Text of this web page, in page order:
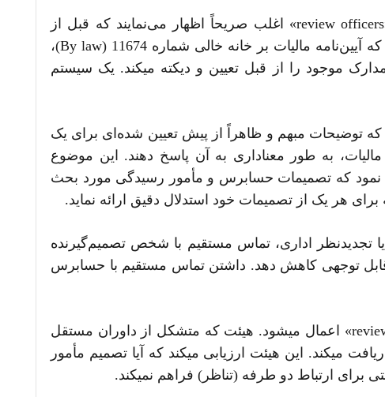
فرآیندهای حسابرسی و اعتراض نسبتاً سخت‌گیرانه هستند. حساب‌رسان و مأموران بررسی (ممیّز) «review officers» اغلب صریحاً اظهار می‌نمایند که قبل از
اعمال هرگونه امتیاز و معافیت مالیاتی، مستندات خاصی را بررسی می‌کنند. البته این بدین معنا نیست که آیین‌نامه مالیات بر خانه خالی شماره 11674 (By law)،
موجود را از قبل تعیین و دیکته می­کند. یک سیستم
توضیحات مبهم و ظاهراً از پیش تعیین شده‌ای برای یک
به طور معناداری به آن پاسخ دهند. این موضوع
یک درخواست تجدیدنظر قضایی در سال 2019، شهرداری اذعان نمود که تصمیمات حسابرس و مأمور رسیدگی مورد بحث
هر یک از تصمیمات خود استدلال دقیق ارائه نماید.
تجدیدنظر اداری، تماس مستقیم با شخص تصمیم‌گیرنده
قابل توجهی کاهش دهد. داشتن تماس مستقیم با حسابرس
همین نظر در مورد مرحله دوم فرآیند تجدیدنظر- یعنی درخواست تجدیدنظر- به هیئت بررسی «review panel» اعمال می­شود. هیئت که متشکل از داوران مستقل
می­کند. این هیئت ارزیابی می­کند که آیا تصمیم مأمور
ارتباط دو طرفه (تناظر) فراهم نمی­کند.